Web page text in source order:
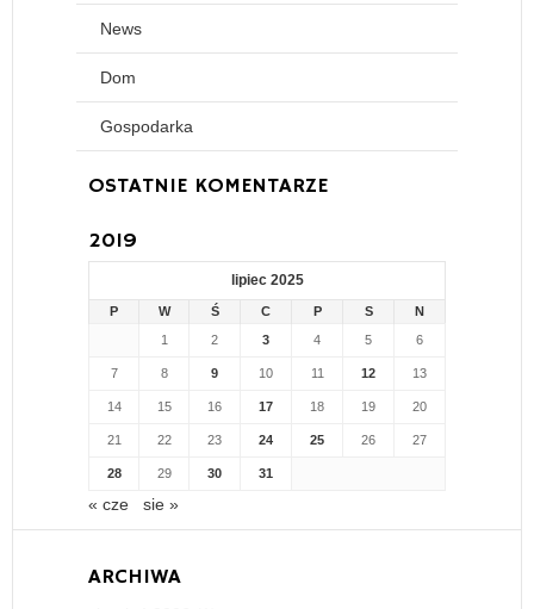
News
Dom
Gospodarka
OSTATNIE KOMENTARZE
2019
lipiec 2025
P W Ś C P S
N
1
2 3 4 5 6
7 8 9 10 11 12 13
14 15 16 17 18 19 20
21 22 23 24 25 26 27
28 29 30 31
« cze sie »
ARCHIWA